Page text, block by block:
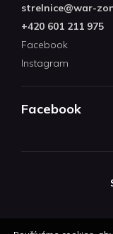
strelnice@war-
+420 601 211 975
Facebook
Instagram
Facebook